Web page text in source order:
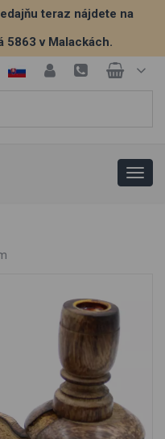
teraz nájdete na
5863 v Malackách.